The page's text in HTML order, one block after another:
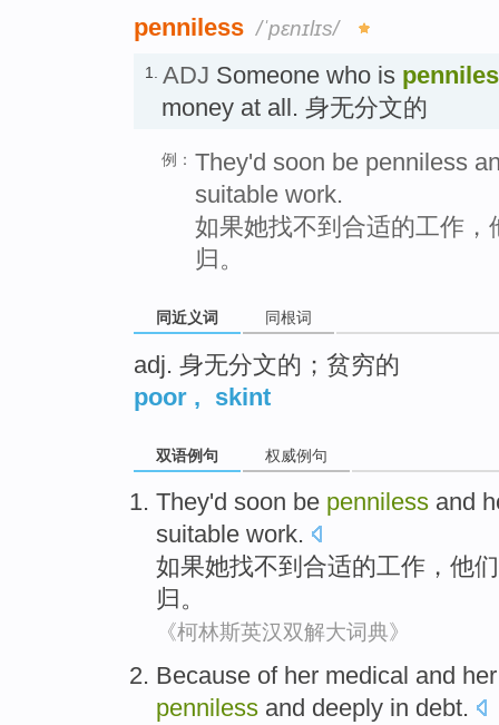
penniless /ˈpɛnɪlɪs/
1. ADJ Someone who is
money at all. 身无分文的
例： They'd soon be penniless
suitable work.
如果她找不到合适的工作
归。
同近义词 同根词
adj. 身无分文的；贫穷的
poor , skint
双语例句 权威例句
They'd soon be penniless and
suitable work.
如果她找不到 合适的工作 ， 他们
归 。
《柯林斯英汉双解大词典》
Because of her medical and
penniless and deeply in debt.